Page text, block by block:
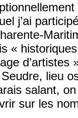
j’ai
«
d’artistes
lieu
salant,
sur les